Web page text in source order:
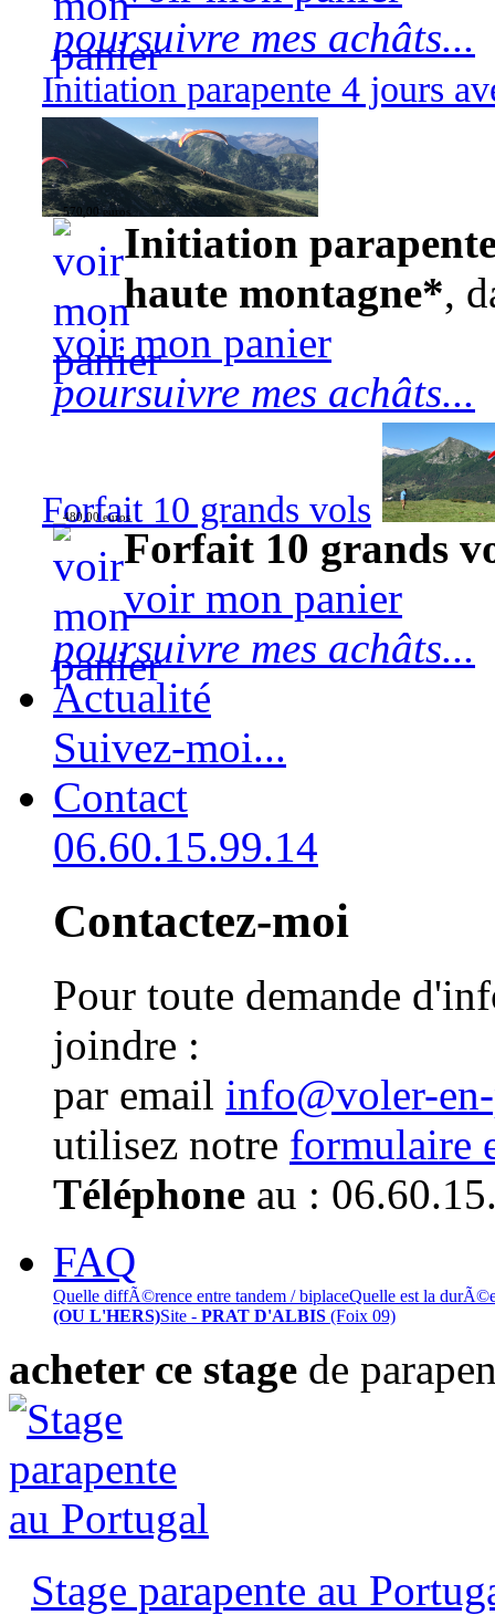
poursuivre mes achâts...
Initiation parapente 4 jours
570,00 euros
Initiation
haute montagne*,
voir mon panier
poursuivre mes achâts...
Forfait 10 grands vols
480,00 euros
Forfait 10 grands
voir mon panier
poursuivre mes achâts...
Actualité
Suivez-moi...
Contact
06.60.15.99.14
Contactez-moi
Pour toute demande
joindre :
par email info@voler-
utilisez notre formulaire
Téléphone au :
FAQ
Quelle diffÃ©rence entre tandem / biplaceQuelle est la
(OU L'HERS)Site - PRAT D'ALBIS (Foix 09)
acheter ce stage de
Stage parapente au